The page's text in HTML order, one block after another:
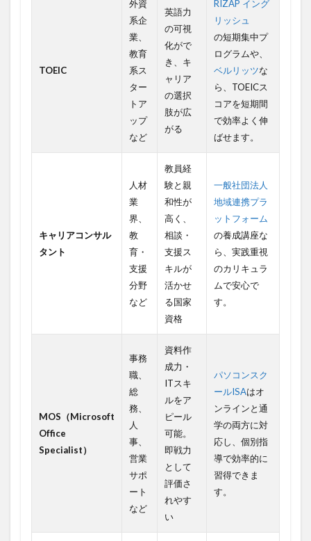
TOEIC
外資
系企
業、
教育
系ス
ター
トア
ップ
など
英語力
の可視
化がで
き、キ
ャリア
の選択
肢が広
がる
RIZAP イング
リッシュ
の短期集中プ
ログラムや、
ベルリッツな
ら、TOEICス
コアを短期間
で効率よく伸
ばせます。
キャリアコンサル
タント
人材
業
界、
教
育・
支援
分野
など
教員経
験と親
和性が
高く、
相談・
支援ス
キルが
活かせ
る国家
資格
一般社団法人
地域連携プラ
ットフォーム
の養成講座な
ら、実践重視
のカリキュラ
ムで安心で
す。
MOS（Microsoft
Office
Specialist）
事務
職、
総
務、
人
事、
営業
サポ
ート
など
資料作
成力・
ITスキ
ルをア
ピール
可能。
即戦力
として
評価さ
れやす
い
パソコンスク
ールISAはオ
ンラインと通
学の両方に対
応し、個別指
導で効率的に
習得できま
す。